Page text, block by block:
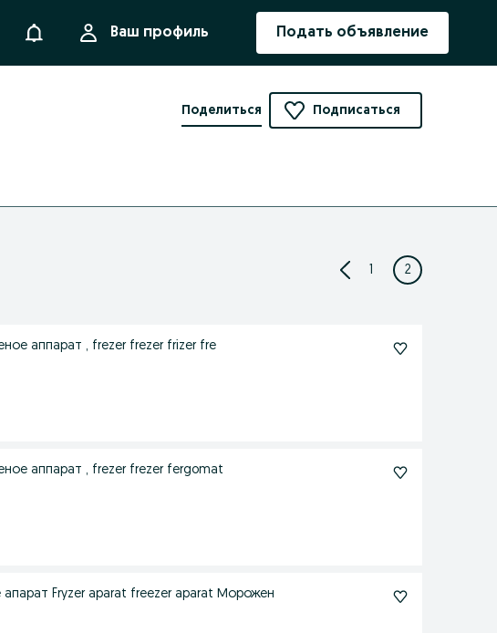
УведомленияВаш профиль Подать объявление
Подписаться
Поделиться
1 2
аппарат , frezer frezer frizer fre
аппарат , frezer frezer fergomat
Fryzer aparat freezer aparat Морожен